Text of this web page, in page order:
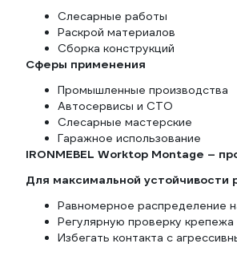
Слесарные работы
Раскрой материалов
Сборка конструкций
Сферы применения
Промышленные производства
Автосервисы и СТО
Слесарные мастерские
Гаражное использование
IRONMEBEL Worktop Montage –
Для максимальной устойчивости
Равномерное распределение
Регулярную проверку крепежа
Избегать контакта с